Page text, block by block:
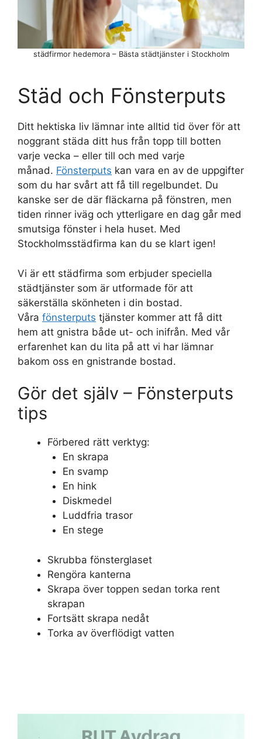
städfirmor hedemora – Bästa städtjänster i Stockholm
Städ och Fönsterputs
Ditt hektiska liv lämnar inte alltid tid över för att
noggrant städa ditt hus från topp till botten
varje vecka – eller till och med varje
månad. Fönsterputs kan vara en av de uppgifter
som du har svårt att få till regelbundet. Du
kanske ser de där fläckarna på fönstren, men
tiden rinner iväg och ytterligare en dag går med
smutsiga fönster i hela huset. Med
Stockholmsstädfirma kan du se klart igen!
Vi är ett städfirma som erbjuder speciella
städtjänster som är utformade för att
säkerställa skönheten i din bostad.
Våra fönsterputs tjänster kommer att få ditt
hem att gnistra både ut- och inifrån. Med vår
erfarenhet kan du lita på att vi har lämnar
bakom oss en gnistrande bostad.
Gör det själv – Fönsterputs
tips
Förbered rätt verktyg:
En skrapa
En svamp
En hink
Diskmedel
Luddfria trasor
En stege
Skrubba fönsterglaset
Rengöra kanterna
Skrapa över toppen sedan torka rent
skrapan
Fortsätt skrapa nedåt
Torka av överflödigt vatten